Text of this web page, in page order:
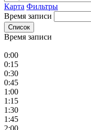
Карта Фильтры
Время записи
Список
Время записи
0:00
0:15
0:30
0:45
1:00
1:15
1:30
1:45
2:00